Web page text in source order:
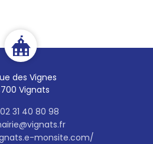
des Vignes
Vignats
02 31 40 80 98
monsite.com/